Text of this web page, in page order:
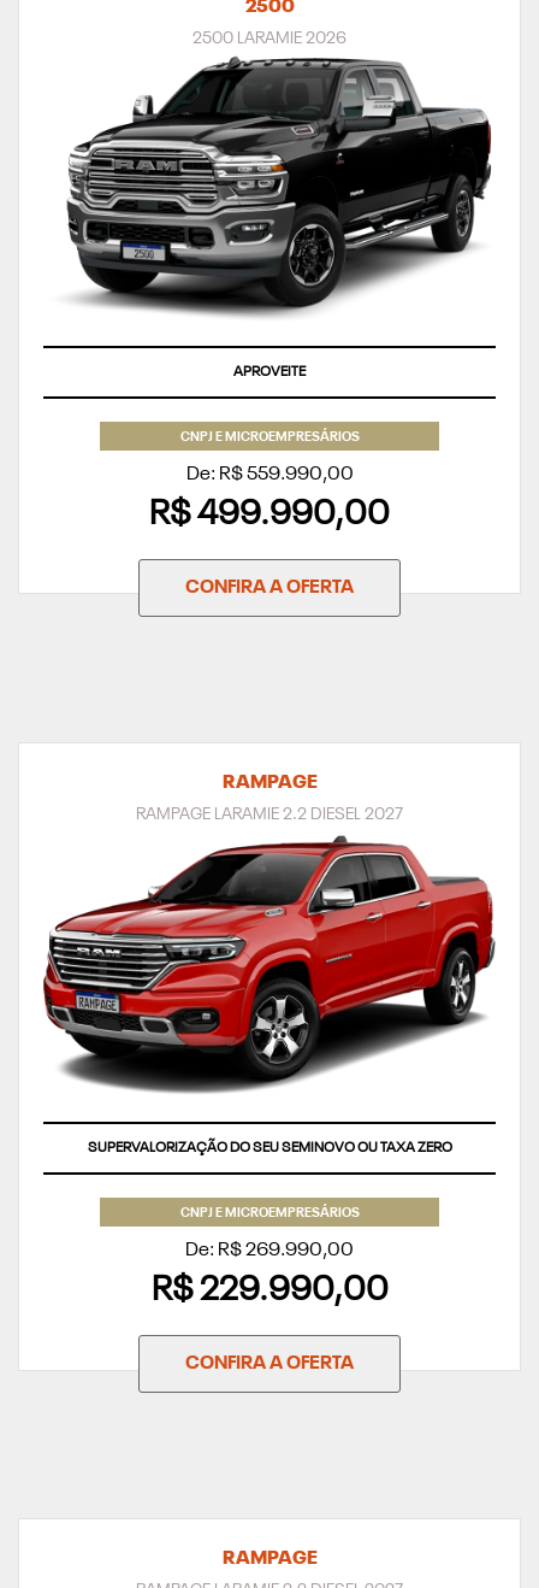
2500
2500 LARAMIE 2026
APROVEITE
CNPJ E MICROEMPRESÁRIOS
De: R$ 559.990,00
R$ 499.990,00
CONFIRA A OFERTA
RAMPAGE
RAMPAGE LARAMIE 2.2 DIESEL 2027
APROVEITE
CNPJ E MICROEMPRESÁRIOS
De: R$ 269.990,00
R$ 229.990,00
CONFIRA A OFERTA
RAMPAGE